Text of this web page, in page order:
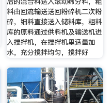
料由回流输送送回粉碎机二次粉
碎，细料直接送入储料库，粗料
库的原料通过供料机及输送机进
入搅拌机，在搅拌机里适量加
水，充分搅拌均匀，搅拌好